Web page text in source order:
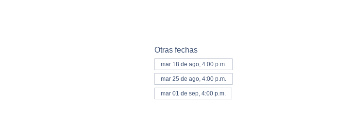
Otras fechas
mar 18 de ago, 4:00 p.m.
mar 25 de ago, 4:00 p.m.
mar 01 de sep, 4:00 p.m.